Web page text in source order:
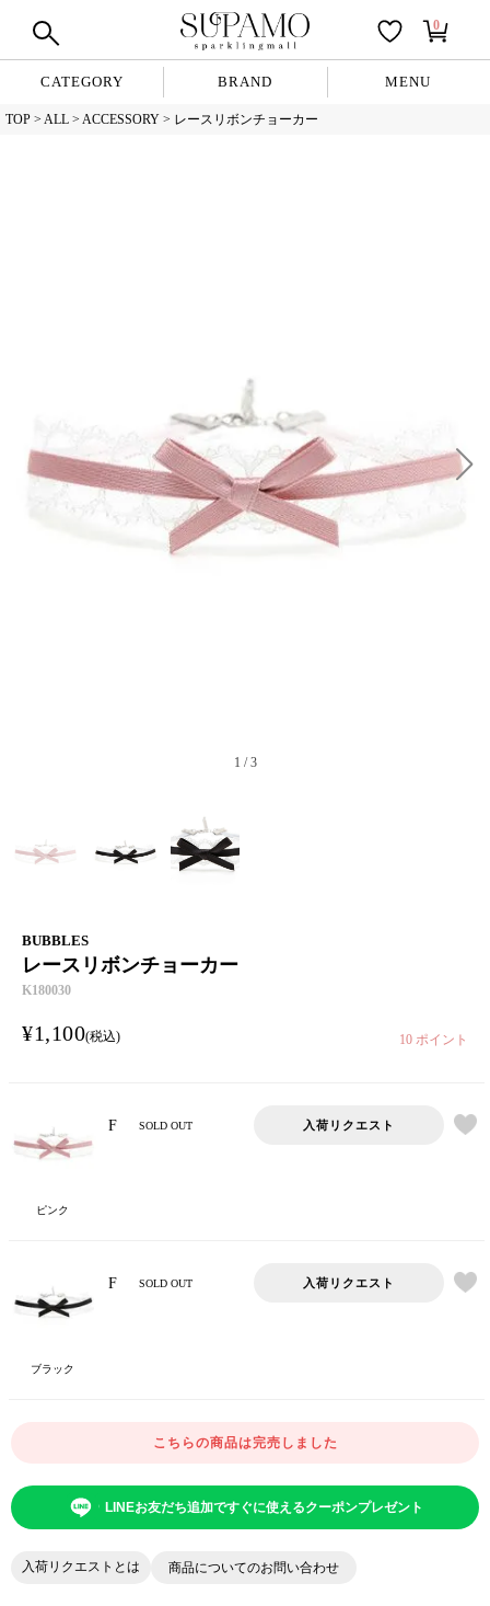
0
CATEGORY BRAND MENU
TOP ALL ACCESSORY レースリボンチョーカー
1 /3
BUBBLES
レースリボンチョーカー
K180030
¥1,100 税込 10 ポイント
ピンク
F SOLD OUT 入荷リクエスト
ブラック
F SOLD OUT 入荷リクエスト
こちらの商品は完売しました
LINEお友だち追加ですぐに使えるクーポンプレゼント
入荷リクエストとは 商品についてのお問い合わせ